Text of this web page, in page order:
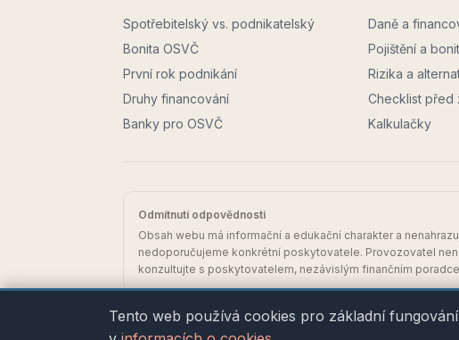
Spotřebitelský vs. podnikatelský
Bonita OSVČ
První rok podnikání
Druhy financování
Banky pro OSVČ
Daně a
Pojištění a
Rizika a
Checklist před
Kalkulačky
Odmítnutí odpovědnosti
Obsah webu má informační a edukační charakter a
nedoporučujeme konkrétní poskytovatele. Provozovatel
konzultujte s poskytovatelem, nezávislým finančním
©2026SIALINI, spol. s r.o. · IČO 27807959 ·
Tento web používá cookies pro základní